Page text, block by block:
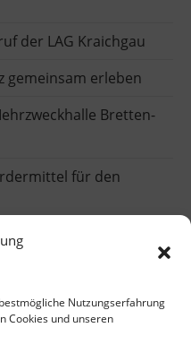
Nutzungserfahrung
Cookies und unseren
der LAG Kraichgau
gemeinsam erleben
Bretten-
für den